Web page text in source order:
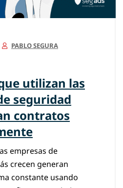
PABLO SEGURA
utilizan las
seguridad
contratos
empresas de
crecen generan
constante usando